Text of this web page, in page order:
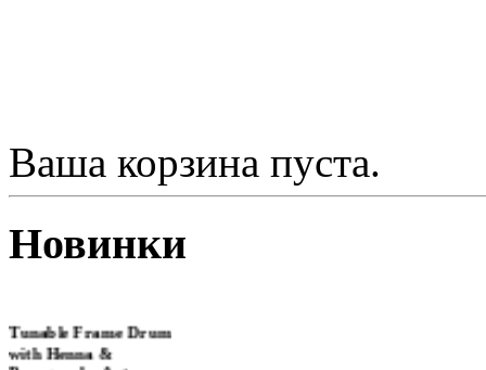
Ваша корзина пуста.
Новинки
with Henna &
Pyrography Art